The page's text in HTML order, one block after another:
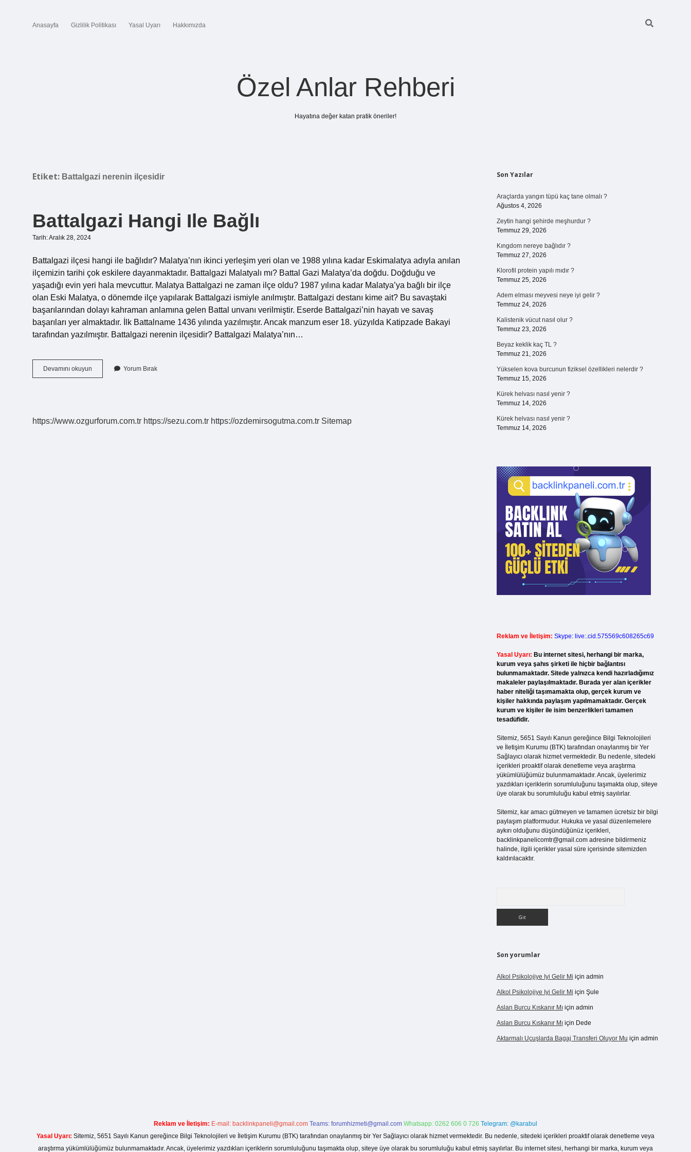
Anasayfa Gizlilik Politikası Yasal Uyarı Hakkımızda
Özel Anlar Rehberi
Hayatına değer katan pratik öneriler!
Etiket: Battalgazi nerenin ilçesidir
Battalgazi Hangi Ile Bağlı
Tarih: Aralık 28, 2024
Battalgazi ilçesi hangi ile bağlıdır? Malatya’nın ikinci yerleşim yeri olan ve 1988 yılına kadar Eskimalatya adıyla anılan
ilçemizin tarihi çok eskilere dayanmaktadır. Battalgazi Malatyalı mı? Battal Gazi Malatya’da doğdu. Doğduğu ve
yaşadığı evin yeri hala mevcuttur. Malatya Battalgazi ne zaman ilçe oldu? 1987 yılına kadar Malatya’ya bağlı bir ilçe
olan Eski Malatya, o dönemde ilçe yapılarak Battalgazi ismiyle anılmıştır. Battalgazi destanı kime ait? Bu savaştaki
başarılarından dolayı kahraman anlamına gelen Battal unvanı verilmiştir. Eserde Battalgazi’nin hayatı ve savaş
başarıları yer almaktadır. İlk Battalname 1436 yılında yazılmıştır. Ancak manzum eser 18. yüzyılda Katipzade Bakayi
tarafından yazılmıştır. Battalgazi nerenin ilçesidir? Battalgazi Malatya’nın…
Devamını okuyun Battalgazi
Hangi
Yorum Bırak
https://www.ozgurforum.com.tr https://sezu.com.tr https://ozdemirsogutma.com.tr Sitemap
Sidebar
Son Yazılar
Araçlarda yangın tüpü kaç tane olmalı ?
Ağustos 4, 2026
Zeytin hangi şehirde meşhurdur ?
Temmuz 29, 2026
Kıngdom nereye bağlıdır ?
Temmuz 27, 2026
Klorofil protein yapılı mıdır ?
Temmuz 25, 2026
Adem elması meyvesi neye iyi gelir ?
Temmuz 24, 2026
Kalistenik vücut nasıl olur ?
Temmuz 23, 2026
Beyaz keklik kaç TL ?
Temmuz 21, 2026
Yükselen kova burcunun fiziksel özellikleri nelerdir ?
Temmuz 15, 2026
Kürek helvası nasıl yenir ?
Temmuz 14, 2026
Kürek helvası nasıl yenir ?
Temmuz 14, 2026
Reklam ve İletişim: Skype: live:.cid.575569c608265c69
Yasal Uyarı: Bu internet sitesi, herhangi bir marka,
kurum veya şahıs şirketi ile hiçbir bağlantısı
bulunmamaktadır. Sitede yalnızca kendi hazırladığımız
makaleler paylaşılmaktadır. Burada yer alan içerikler
haber niteliği taşımamakta olup, gerçek kurum ve
kişiler hakkında paylaşım yapılmamaktadır. Gerçek
kurum ve kişiler ile isim benzerlikleri tamamen
tesadüfidir.
Sitemiz, 5651 Sayılı Kanun gereğince Bilgi Teknolojileri
ve İletişim Kurumu (BTK) tarafından onaylanmış bir Yer
Sağlayıcı olarak hizmet vermektedir. Bu nedenle, sitedeki
içerikleri proaktif olarak denetleme veya araştırma
yükümlülüğümüz bulunmamaktadır. Ancak, üyelerimiz
yazdıkları içeriklerin sorumluluğunu taşımakta olup, siteye
üye olarak bu sorumluluğu kabul etmiş sayılırlar.
Sitemiz, kar amacı gütmeyen ve tamamen ücretsiz bir bilgi
paylaşım platformudur. Hukuka ve yasal düzenlemelere
aykırı olduğunu düşündüğünüz içerikleri,
backlinkpanelicomtr@gmail.comadresine bildirmeniz
halinde, ilgili içerikler yasal süre içerisinde sitemizden
kaldırılacaktır.
Son yorumlar
Alkol Psikolojiye Iyi Gelir Mi için admin
Alkol Psikolojiye Iyi Gelir Mi için Şule
Aslan Burcu Kıskanır Mıiçin admin
Aslan Burcu Kıskanır Mıiçin Dede
Aktarmalı Uçuşlarda Bagaj Transferi Oluyor Mu için admin
Reklam ve İletişim: E-mail: backlinkpaneli@gmail.com Teams: forumhizmeti@gmail.com Whatsapp: 0262 606 0 726 Telegram: @karabul
Yasal Uyarı: Sitemiz, 5651 Sayılı Kanun gereğince Bilgi Teknolojileri ve İletişim Kurumu (BTK) tarafından onaylanmış bir Yer Sağlayıcı olarak hizmet vermektedir. Bu nedenle, sitedeki içerikleri proaktif olarak denetleme veya
araştırma yükümlülüğümüz bulunmamaktadır. Ancak, üyelerimiz yazdıkları içeriklerin sorumluluğunu taşımakta olup, siteye üye olarak bu sorumluluğu kabul etmiş sayılırlar. Bu internet sitesi, herhangi bir marka, kurum veya